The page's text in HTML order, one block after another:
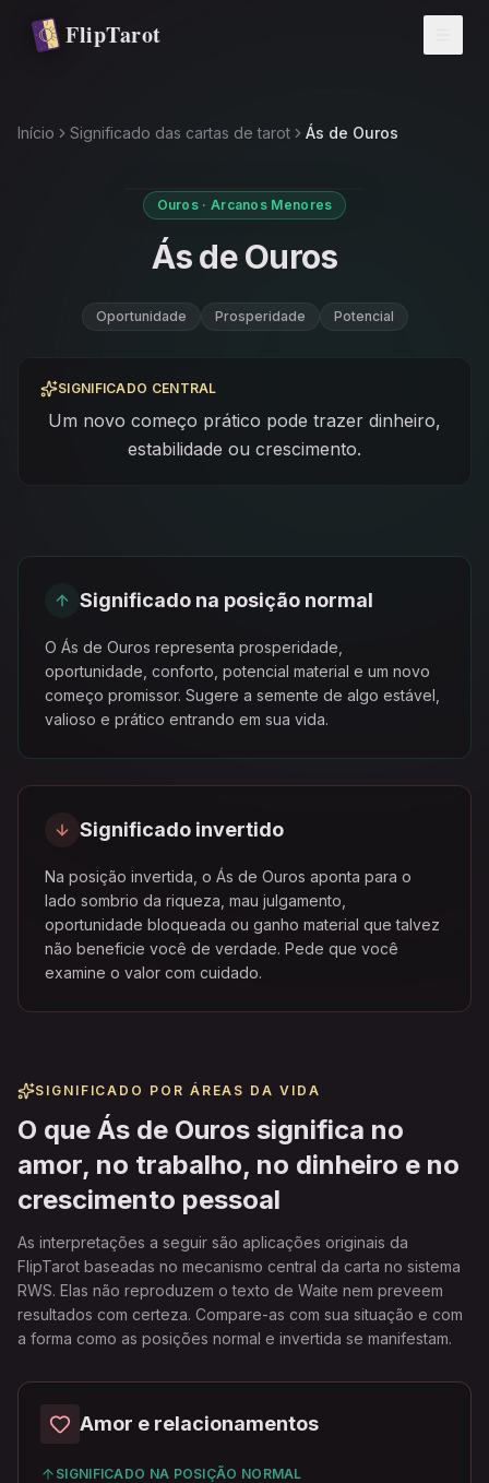
Pular para o conteúdo principal
FlipTarot
Início Significado das cartas de tarot Ás de Ouros
Ouros · Arcanos Menores
Ás de Ouros
Oportunidade Prosperidade Potencial
SIGNIFICADO CENTRAL
Um novo começo prático pode trazer dinheiro,
estabilidade ou crescimento.
Significado na posição normal
O Ás de Ouros representa prosperidade,
oportunidade, conforto, potencial material e um novo
começo promissor. Sugere a semente de algo estável,
valioso e prático entrando em sua vida.
Significado invertido
Na posição invertida, o Ás de Ouros aponta para o
lado sombrio da riqueza, mau julgamento,
oportunidade bloqueada ou ganho material que talvez
não beneficie você de verdade. Pede que você
examine o valor com cuidado.
SIGNIFICADO POR ÁREAS DA VIDA
O que Ás de Ouros significa no
amor, no trabalho, no dinheiro e no
crescimento pessoal
As interpretações a seguir são aplicações originais da
FlipTarot baseadas no mecanismo central da carta no sistema
RWS. Elas não reproduzem o texto de Waite nem preveem
resultados com certeza. Compare-as com sua situação e com
a forma como as posições normal e invertida se manifestam.
Amor e relacionamentos
SIGNIFICADO NA POSIÇÃO NORMAL